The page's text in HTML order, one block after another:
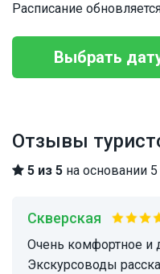
Расписание
Выбрать
Отзывы
5 из 5 на основании
Скверская
Очень комфортное и дружелюбное место!
Экскурсоводы